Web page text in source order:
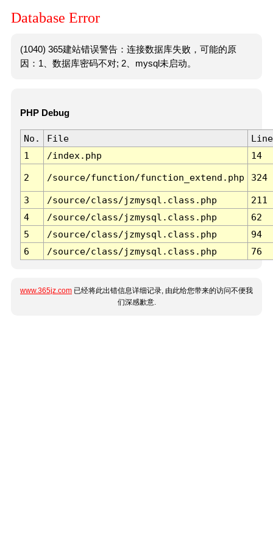
Database Error
(1040) 365建站错误警告：连接数据库失败，可能的原
因：1、数据库密码不对; 2、mysql未启动。
PHP Debug
No. File
Line
1
/index.php 14
2 /source/function/function_extend.php 324
3 /source/class/jzmysql.class.php
211
4
/source/class/jzmysql.class.php
62
5
/source/class/jzmysql.class.php
94
6
/source/class/jzmysql.class.php 76
www.365jz.com 已经将此出错信息详细记录, 由此给您带来的访问不便我
们深感歉意.